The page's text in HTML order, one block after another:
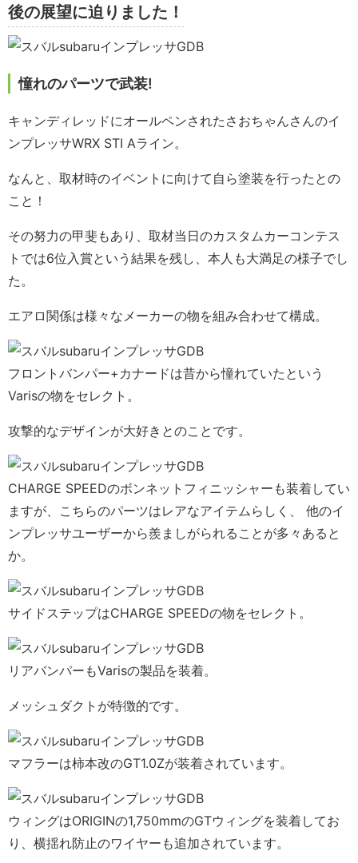
後の展望に迫りました！
憧れのパーツで武装!
キャンディレッドにオールペンされたさおちゃんさんのイ
ンプレッサWRX STI Aライン。
なんと、取材時のイベントに向けて自ら塗装を行ったとの
こと！
その努力の甲斐もあり、取材当日のカスタムカーコンテス
トでは6位入賞という結果を残し、本人も大満足の様子でし
た。
エアロ関係は様々なメーカーの物を組み合わせて構成。
フロントバンパー+カナードは昔から憧れていたという
Varisの物をセレクト。
攻撃的なデザインが大好きとのことです。
CHARGE SPEEDのボンネットフィニッシャーも装着してい
ますが、こちらのパーツはレアなアイテムらしく、 他のイ
ンプレッサユーザーから羨ましがられることが多々あると
か。
サイドステップはCHARGE SPEEDの物をセレクト。
リアバンパーもVarisの製品を装着。
メッシュダクトが特徴的です。
マフラーは柿本改のGT1.0Zが装着されています。
ウィングはORIGINの1,750mmのGTウィングを装着してお
り、横揺れ防止のワイヤーも追加されています。